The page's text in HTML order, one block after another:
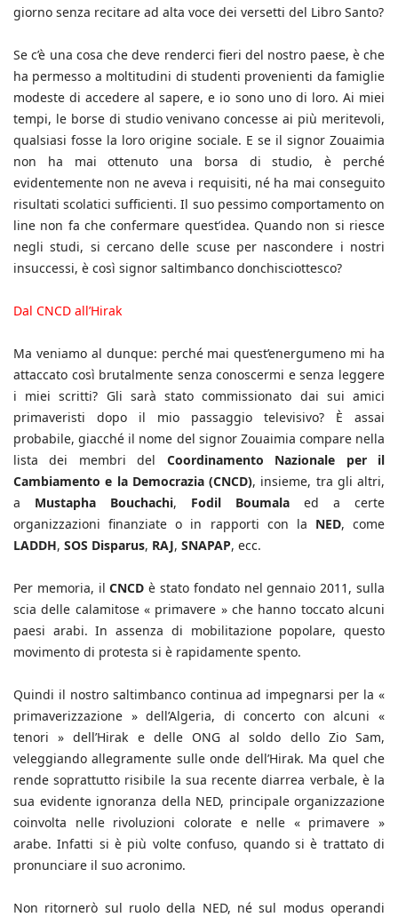
giorno senza recitare ad alta voce dei versetti del Libro Santo?
Se c’è una cosa che deve renderci fieri del nostro paese, è che
ha permesso a moltitudini di studenti provenienti da famiglie
modeste di accedere al sapere, e io sono uno di loro. Ai miei
tempi, le borse di studio venivano concesse ai più meritevoli,
qualsiasi fosse la loro origine sociale. E se il signor Zouaimia
non ha mai ottenuto una borsa di studio, è perché
evidentemente non ne aveva i requisiti, né ha mai conseguito
risultati scolatici sufficienti. Il suo pessimo comportamento on
line non fa che confermare quest’idea. Quando non si riesce
negli studi, si cercano delle scuse per nascondere i nostri
insuccessi, è così signor saltimbanco donchisciottesco?
Dal CNCD all’Hirak
Ma veniamo al dunque: perché mai quest’energumeno mi ha
attaccato così brutalmente senza conoscermi e senza leggere
i miei scritti? Gli sarà stato commissionato dai sui amici
primaveristi dopo il mio passaggio televisivo? È assai
probabile, giacché il nome del signor Zouaimia compare nella
lista dei membri del Coordinamento Nazionale per il
Cambiamento e la Democrazia (CNCD), insieme, tra gli altri,
a Mustapha Bouchachi, Fodil Boumala ed a certe
organizzazioni finanziate o in rapporti con la NED, come
LADDH, SOS Disparus, RAJ, SNAPAP, ecc.
Per memoria, ilCNCD è stato fondato nel gennaio 2011, sulla
scia delle calamitose « primavere » che hanno toccato alcuni
paesi arabi. In assenza di mobilitazione popolare, questo
movimento di protesta si è rapidamente spento.
Quindi il nostro saltimbanco continua ad impegnarsi per la «
primaverizzazione » dell’Algeria, di concerto con alcuni «
tenori » dell’Hirak e delle ONG al soldo dello Zio Sam,
veleggiando allegramente sulle onde dell’Hirak. Ma quel che
rende soprattutto risibile la sua recente diarrea verbale, è la
sua evidente ignoranza della NED, principale organizzazione
coinvolta nelle rivoluzioni colorate e nelle « primavere »
arabe. Infatti si è più volte confuso, quando si è trattato di
pronunciare il suo acronimo.
Non ritornerò sul ruolo della NED, né sul modus operandi